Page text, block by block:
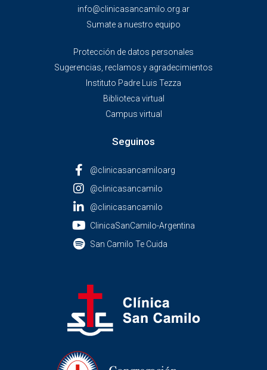
info@clinicasancamilo.org.ar
Sumate a nuestro equipo
Protección de datos personales
Sugerencias, reclamos y agradecimientos
Instituto Padre Luis Tezza
Biblioteca virtual
Campus virtual
Seguinos
@clinicasancamiloarg
@clinicasancamilo
@clinicasancamilo
ClinicaSanCamilo-Argentina
San Camilo Te Cuida